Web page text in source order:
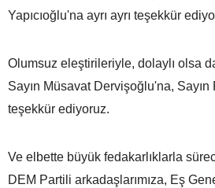
Yapıcıoğlu'na ayrı ayrı teşekkür
Olumsuz eleştirileriyle, dolaylı olsa
Sayın Müsavat Dervişoğlu'na, Sayın
teşekkür ediyoruz.
Ve elbette büyük fedakarlıklarla
DEM Partili arkadaşlarımıza, Eş